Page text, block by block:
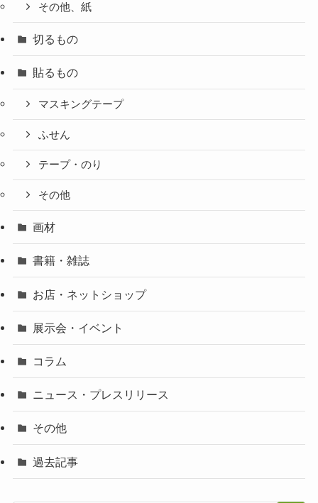
その他、紙
切るもの
貼るもの
マスキングテープ
ふせん
テープ・のり
その他
画材
書籍・雑誌
お店・ネットショップ
展示会・イベント
コラム
ニュース・プレスリリース
その他
過去記事